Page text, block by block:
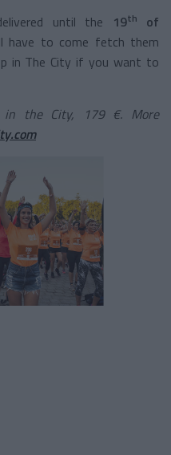
until the
19th
of
have to come fetch them
in The City if you want to
the City, 179 €. More